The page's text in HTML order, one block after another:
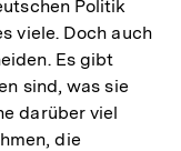
Politik
viele. Doch auch
Es gibt
sind, was sie
darüber viel
die